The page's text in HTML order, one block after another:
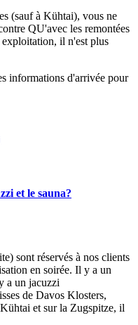
(sauf à Kühtai), vous ne
QU'avec les remontées
il n'est plus
informations d'arrivée pour
et le sauna?
sont réservés à nos clients
en soirée. Il y a un
a un jacuzzi
de Davos Klosters,
et sur la Zugspitze, il